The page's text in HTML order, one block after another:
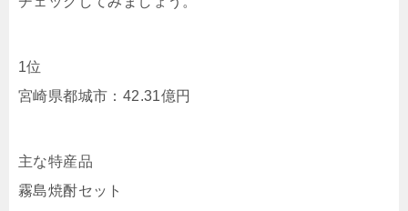
1位
宮崎県都城市：42.31億円
主な特産品
霧島焼酎セット